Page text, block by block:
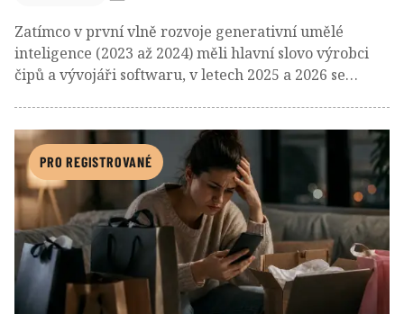
Zatímco v první vlně rozvoje generativní umělé
inteligence (2023 až 2024) měli hlavní slovo výrobci
čipů a vývojáři softwaru, v letech 2025 a 2026 se
jako je měď. V současné druhé fázi již tolik nejde o
vývoj algoritmů, ale stále častěji o budování nezbytné
infrastruktury, která je bude napájet. Podívejme se na
největší příležitosti a rizika tohoto přechodu.
PRO REGISTROVANÉ